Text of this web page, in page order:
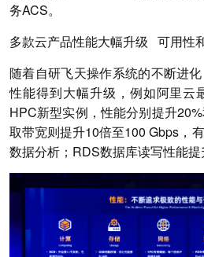
务ACS。
多款云产品性能大幅升级 可用性
随着自研飞天操作系统的不断进
性能得到大幅升级，例如阿里云
HPC新型实例，性能分别提升
取带宽则提升10倍至100 Gbps，
数据分析；RDS数据库读写性能